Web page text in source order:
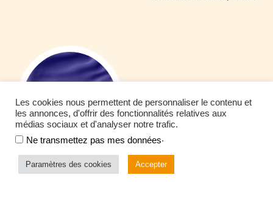
Les cookies nous permettent de personnaliser le contenu et
les annonces, d'offrir des fonctionnalités relatives aux
médias sociaux et d'analyser notre trafic.
Ne transmettez pas mes données.
Paramètres des cookies Accepter